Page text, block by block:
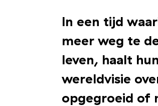
In een tijd
meer weg te
leven, haalt
wereldvisie
opgegroeid of